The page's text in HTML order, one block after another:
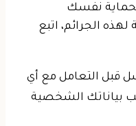
لحماية نفسك
الجرائم، اتبع
قبل التعامل مع أي
بياناتك الشخصية